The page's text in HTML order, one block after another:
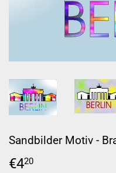
Sandbilder Motiv -
€420